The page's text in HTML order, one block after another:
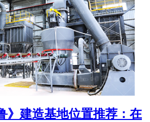
》建造基地位置推荐：在